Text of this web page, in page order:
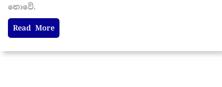
නොවේ.
Read More